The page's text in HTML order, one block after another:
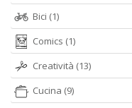
Bici (1)
Comics (1)
Creatività (13)
Cucina (9)